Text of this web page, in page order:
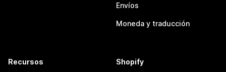
Envíos
Moneda y traducción
Recursos Shopify